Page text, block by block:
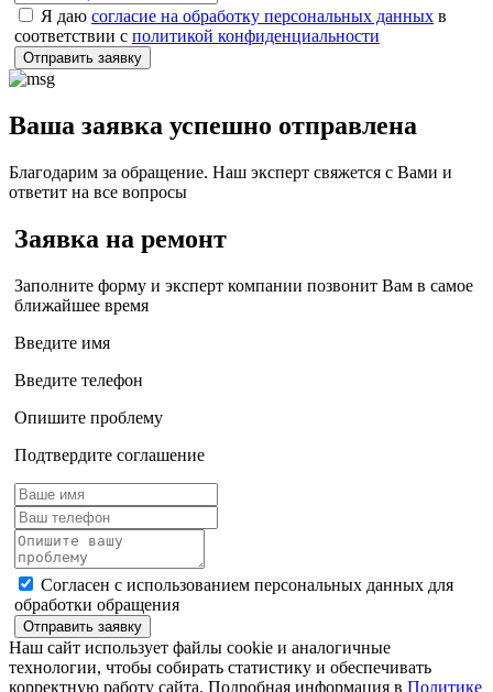
Я даю согласие на обработку персональных данных в
соответствии с политикой конфиденциальности
Отправить заявку
Ваша заявка успешно отправлена
Благодарим за обращение. Наш эксперт свяжется с Вами и
ответит на все вопросы
Заявка на ремонт
Заполните форму и эксперт компании позвонит Вам в самое
ближайшее время
Введите имя
Введите телефон
Опишите проблему
Подтвердите соглашение
Согласен с использованием персональных данных для
обработки обращения
Отправить заявку
Наш сайт использует файлы cookie и аналогичные
технологии, чтобы собирать статистику и обеспечивать
корректную работу сайта. Подробная информация в Политике